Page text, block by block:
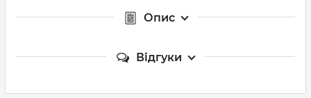
Опис
Відгуки